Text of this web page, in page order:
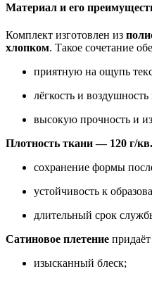
Материал и его
Комплект изготовлен из
хлопком. Такое сочетание
приятную на ощупь
лёгкость и воздушность
высокую прочность и
Плотность ткани — 120 г/
сохранение формы
устойчивость к
длительный срок
Сатиновое плетение
изысканный блеск;